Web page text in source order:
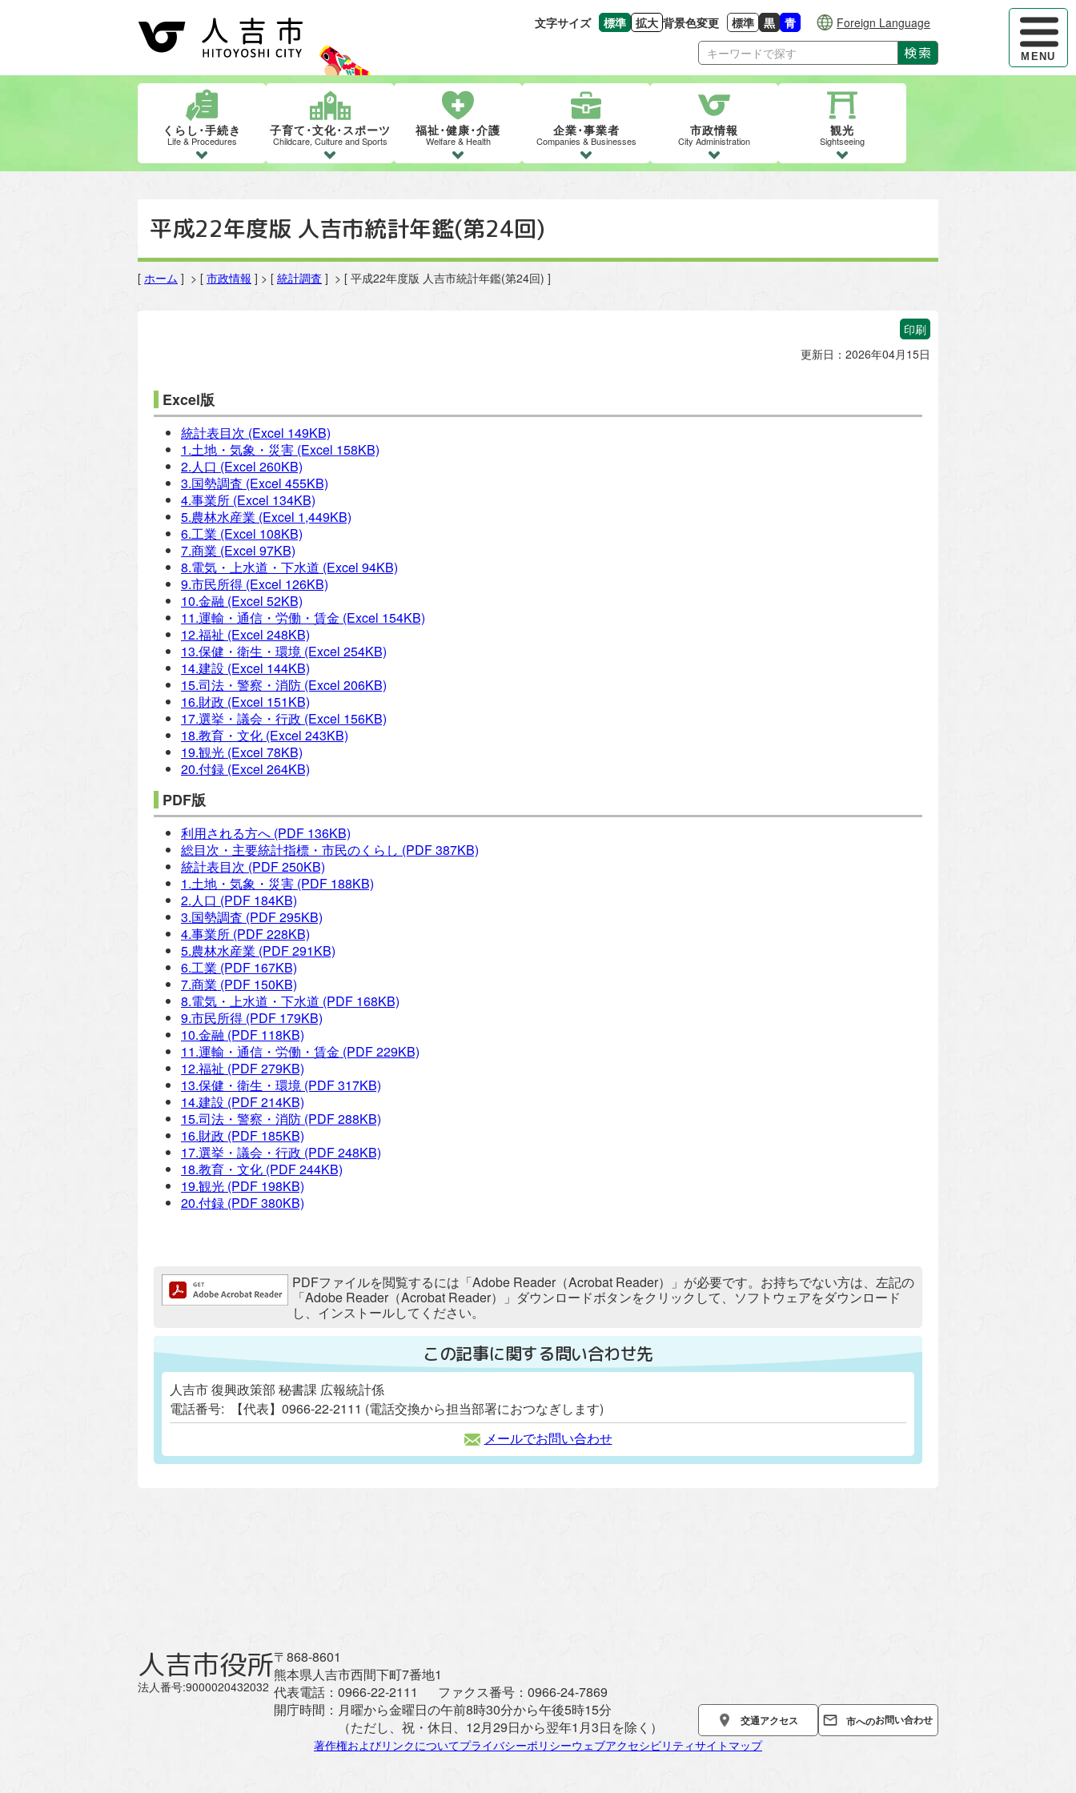
ハンバー
MENU
文字サイズ 標準
文字の大きさをもとの大きさに戻す
拡大
文字を大きくする
背景色変更 標準
背景色の変更：白
黒
背景色の変更：黒
青
背景色の変更：青
Foreign Language
検索
くらし･手続き
Life & Procedures
子育て･文化･スポーツ
Childcare, Culture and Sports
福祉･健康･介護
Welfare & Health
企業･事業者
Companies & Businesses
市政情報
City Administration
観光
Sightseeing
平成22年度版 人吉市統計年鑑(第24回)
[ ホーム ] > [ 市政情報 ] > [ 統計調査 ] > [ 平成22年度版 人吉市統計年鑑(第24回) ]
印刷
更新日：2026年04月15日
Excel版
統計表目次 (Excel 149KB)
1.土地・気象・災害 (Excel 158KB)
2.人口 (Excel 260KB)
3.国勢調査 (Excel 455KB)
4.事業所 (Excel 134KB)
5.農林水産業 (Excel 1,449KB)
6.工業 (Excel 108KB)
7.商業 (Excel 97KB)
8.電気・上水道・下水道 (Excel 94KB)
9.市民所得 (Excel 126KB)
10.金融 (Excel 52KB)
11.運輸・通信・労働・賃金 (Excel 154KB)
12.福祉 (Excel 248KB)
13.保健・衛生・環境 (Excel 254KB)
14.建設 (Excel 144KB)
15.司法・警察・消防 (Excel 206KB)
16.財政 (Excel 151KB)
17.選挙・議会・行政 (Excel 156KB)
18.教育・文化 (Excel 243KB)
19.観光 (Excel 78KB)
20.付録 (Excel 264KB)
PDF版
利用される方へ (PDF 136KB)
総目次・主要統計指標・市民のくらし (PDF 387KB)
統計表目次 (PDF 250KB)
1.土地・気象・災害 (PDF 188KB)
2.人口 (PDF 184KB)
3.国勢調査 (PDF 295KB)
4.事業所 (PDF 228KB)
5.農林水産業 (PDF 291KB)
6.工業 (PDF 167KB)
7.商業 (PDF 150KB)
8.電気・上水道・下水道 (PDF 168KB)
9.市民所得 (PDF 179KB)
10.金融 (PDF 118KB)
11.運輸・通信・労働・賃金 (PDF 229KB)
12.福祉 (PDF 279KB)
13.保健・衛生・環境 (PDF 317KB)
14.建設 (PDF 214KB)
15.司法・警察・消防 (PDF 288KB)
16.財政 (PDF 185KB)
17.選挙・議会・行政 (PDF 248KB)
18.教育・文化 (PDF 244KB)
19.観光 (PDF 198KB)
20.付録 (PDF 380KB)
追加情報：PDFファイルPDFファイルを閲覧するには「Adobe Reader（Acrobat Reader）」が必要です。お持ちでない方は、左記の
「Adobe Reader（Acrobat Reader）」ダウンロードボタンをクリックして、ソフトウェアをダウンロード
し、インストールしてください。
この記事に関する問い合わせ先
人吉市 復興政策部 秘書課 広報統計係
電話番号:
【代表】0966-22-2111 (電話交換から担当部署におつなぎします)
メールでお問い合わせ
人吉市役所
法人番号:9000020432032
〒868-8601
熊本県人吉市西間下町7番地1
代表電話： 0966-22-2111 ファクス番号： 0966-24-7869
開庁時間： 月曜から金曜日の午前8時30分から午後5時15分
（ただし、祝・休日、12月29日から翌年1月3日を除く）
交通アクセス 市へのお問い合わせ
著作権およびリンクについてプライバシーポリシーウェブアクセシビリティサイトマップ